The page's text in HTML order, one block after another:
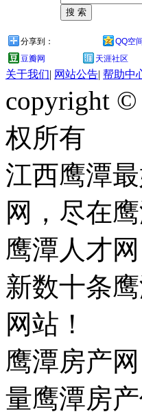
分享到： QQ空
豆瓣网
天涯社区
关于我们| 网站公告| 帮助中
copyright
权所有
江西鹰潭
网，尽在
鹰潭人才
新数十条
网站！
鹰潭房产
量鹰潭房